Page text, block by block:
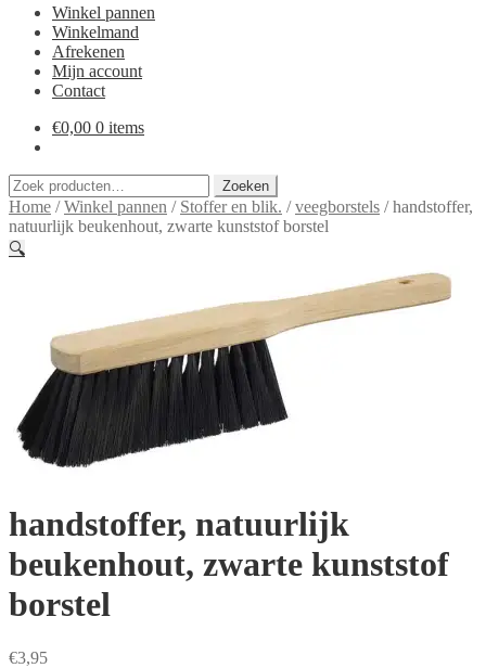
Winkel pannen
Winkelmand
Afrekenen
Mijn account
Contact
€0,00 0 items
Zoeken
naar:
Zoeken
Home /Winkel pannen / Stoffer en blik. /veegborstels /handstoffer,
natuurlijk beukenhout, zwarte kunststof borstel
🔍
handstoffer, natuurlijk
beukenhout, zwarte kunststof
borstel
€3,95